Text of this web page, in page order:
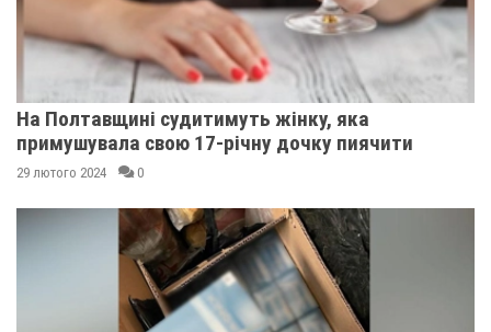
На Полтавщині судитимуть жінку, яка
примушувала свою 17-річну дочку пиячити
29 лютого 2024 0